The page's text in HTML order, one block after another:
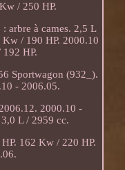
/ 250 HP.
arbre à cames. 2,5 L
/ 190 HP. 2000.10
HP.
Sportwagon (932_).
- 2006.05.
2000.10 -
L / 2959 cc.
162 Kw / 220 HP.